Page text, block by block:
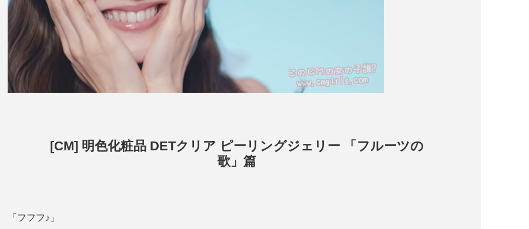
[CM] 明色化粧品 DETクリア ピーリングジェリー 「フルーツの
歌」篇
「フフフ♪」